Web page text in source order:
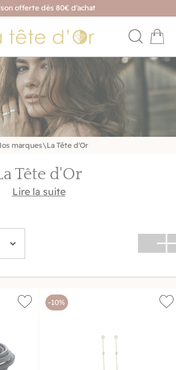
offerte dès 80€ d'achat
marques\La Tête d'Or
Tête d'Or
de bijoux pensée pour toute
d'oreilles pour femme,
une sélection
pour accompagner chaque
Lire la suite
-10%